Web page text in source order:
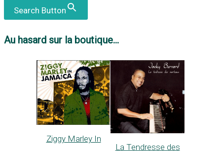
Search Button
Au hasard sur la boutique...
Ziggy Marley In
La Tendresse des